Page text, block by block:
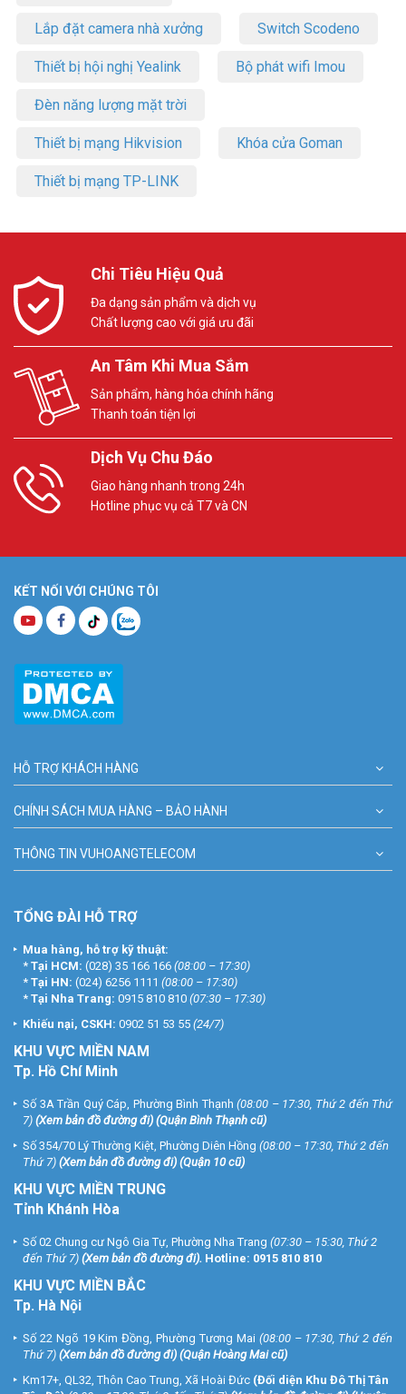
Lắp đặt camera nhà xưởng Switch Scodeno
Thiết bị hội nghị Yealink Bộ phát wifi Imou
Đèn năng lượng mặt trời
Thiết bị mạng Hikvision Khóa cửa Goman
Thiết bị mạng TP-LINK
Chi Tiêu Hiệu Quả
Đa dạng sản phẩm và dịch vụ
Chất lượng cao với giá ưu đãi
An Tâm Khi Mua Sắm
Sản phẩm, hàng hóa chính hãng
Thanh toán tiện lợi
Dịch Vụ Chu Đáo
Giao hàng nhanh trong 24h
Hotline phục vụ cả T7 và CN
KẾT NỐI VỚI CHÚNG TÔI
HỖ TRỢ KHÁCH HÀNG
CHÍNH SÁCH MUA HÀNG – BẢO HÀNH
THÔNG TIN VUHOANGTELECOM
TỔNG ĐÀI HỖ TRỢ
Mua hàng, hỗ trợ kỹ thuật:
* Tại HCM: (028) 35 166 166 (08:00 – 17:30)
* Tại HN: (024) 6256 1111 (08:00 – 17:30)
* Tại Nha Trang: 0915 810 810 (07:30 – 17:30)
Khiếu nại, CSKH: 0902 51 53 55 (24/7)
KHU VỰC MIỀN NAM
Tp. Hồ Chí Minh
Số 3A Trần Quý Cáp, Phường Bình Thạnh (08:00 – 17:30, Thứ 2 đến Thứ
7) (Xem bản đồ đường đi) (Quận Bình Thạnh cũ)
Số 354/70 Lý Thường Kiệt, Phường Diên Hồng (08:00 – 17:30, Thứ 2 đến
Thứ 7) (Xem bản đồ đường đi) (Quận 10 cũ)
KHU VỰC MIỀN TRUNG
Tỉnh Khánh Hòa
Số 02 Chung cư Ngô Gia Tự, Phường Nha Trang (07:30 – 15:30, Thứ 2
đến Thứ 7) (Xem bản đồ đường đi). Hotline: 0915 810 810
KHU VỰC MIỀN BẮC
Tp. Hà Nội
Số 22 Ngõ 19 Kim Đồng, Phường Tương Mai (08:00 – 17:30, Thứ 2 đến
Thứ 7) (Xem bản đồ đường đi) (Quận Hoàng Mai cũ)
Km17+, QL32, Thôn Cao Trung, Xã Hoài Đức (Đối diện Khu Đô Thị Tân